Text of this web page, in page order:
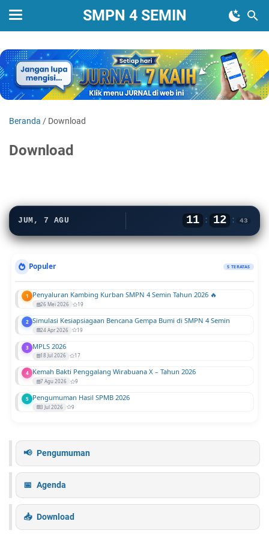
SMPN 4 SEMIN
Beranda / Download
Download
JUM, 7 AGU 11 : 12 : 43
Populer 5 TERATAS
1 Penyaluran Kambing Kurban SMPN 4 Semin Tahun 2026 🔥
26 Mei 2026 19
2 Simulasi Kesiapsiagaan Bencana Gempa Bumi di SMPN 4 Semin
24 Apr 2026 19
3 MPLS 2026
18 Jul 2026 17
4 Kemah Bakti Penggalang Wirabuana X – Tahun 2026
7 Agu 2026 9
5 Pengumuman Hasil SPMB 2026
3 Jul 2026 9
Pengumuman
Agenda
Download